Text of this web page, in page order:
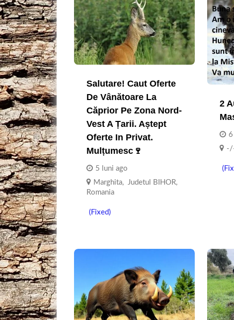
Salutare! Caut Oferte
De Vânătoare La
Căprior Pe Zona Nord-
Vest A Țarii. Aștept
Oferte In Privat.
Mulțumesc🍷
5 luni ago
Marghita, Judetul BIHOR,
Romania
(Fixed)
2